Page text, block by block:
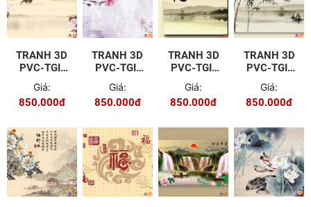
TRANH 3D
PVC-TGI-
ZS-P002
Giá:
850.000đ
TRANH 3D
PVC-TGI-
ZS-P003
Giá:
850.000đ
TRANH 3D
PVC-TGI-
ZS-P004
Giá:
850.000đ
TRANH 3D
PVC-TGI-
ZS-P005
Giá:
850.000đ